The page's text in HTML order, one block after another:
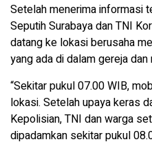
Setelah menerima informasi
Seputih Surabaya dan TNI
datang ke lokasi berusaha
yang ada di dalam gereja
“Sekitar pukul 07.00 WIB,
lokasi. Setelah upaya keras
Kepolisian, TNI dan warga
dipadamkan sekitar pukul